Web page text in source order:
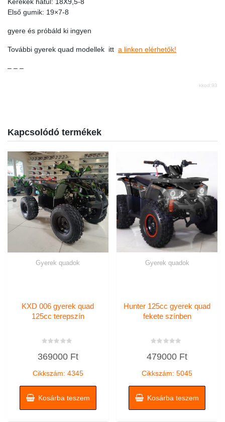
Első gumik: 19×7-8
gyere és próbáld ki ingyen
További gyerek quad modellek itt a linken elérhetők!
– – –
kkod:93
Kapcsolódó termékek
Gyerek quadok
KXD 006 gyerek quad
125cc terepszín
0
369000 Ft
Cikkszám: 4345
Kosárba teszem
Gyerek quadok
Hunter 125cc gyerek quad
fekete színben
0
479000 Ft
Cikkszám: 5045
Kosárba teszem